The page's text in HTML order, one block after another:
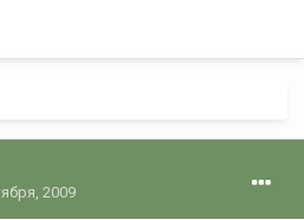
2009